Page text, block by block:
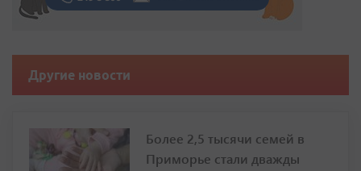
Другие новости
Более 2,5 тысячи семей в
Приморье стали дважды